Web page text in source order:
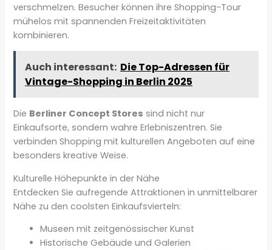
verschmelzen. Besucher können ihre Shopping-Tour
mühelos mit spannenden Freizeitaktivitäten
kombinieren.
Auch interessant: Die Top-Adressen für
Vintage-Shopping in Berlin 2025
Die Berliner Concept Stores sind nicht nur
Einkaufsorte, sondern wahre Erlebniszentren. Sie
verbinden Shopping mit kulturellen Angeboten auf eine
besonders kreative Weise.
Kulturelle Höhepunkte in der Nähe
Entdecken Sie aufregende Attraktionen in unmittelbarer
Nähe zu den coolsten Einkaufsvierteln:
Museen mit zeitgenössischer Kunst
Historische Gebäude und Galerien